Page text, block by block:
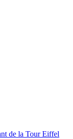
de la Tour Eiffel